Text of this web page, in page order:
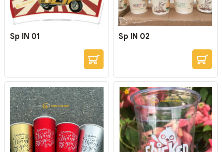
Sp IN 01 Sp IN 02